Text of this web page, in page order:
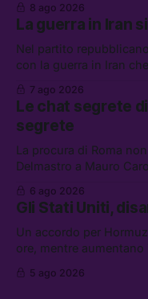
di difesa tra Arabia
carburante irregolare, e
8 ago 2026
La guerra in Iran
Nel partito
con la guerra in Iran
lavoro, Schlein prova a
che cos’è lo
7 ago 2026
Le chat segrete
segrete
La procura di Roma
Delmastro a Mauro
attacchi in Libano, il
flessibilità in armi e
abbandonata
6 ago 2026
Gli Stati Uniti,
Un accordo per
ore, mentre
chi aspetta i dispersi di
5 ago 2026